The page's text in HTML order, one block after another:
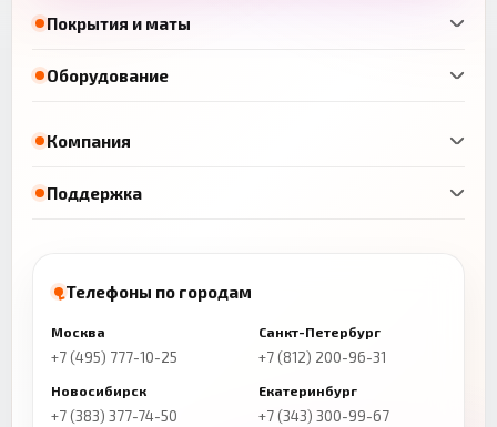
Покрытия и маты
Оборудование
Компания
Поддержка
Телефоны по городам
Москва
+7 (495) 777-10-25
Санкт-Петербург
+7 (812) 200-96-31
Новосибирск
+7 (383) 377-74-50
Екатеринбург
+7 (343) 300-99-67